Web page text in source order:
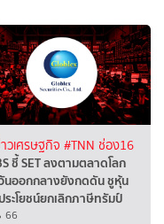
วเศรษฐกิจ #TNN ช่อง16
ชี้ SET ลงตามตลาดโลก
นออกกลางยังกดดัน ชูหุ้น
ระโยชน์ยกเลิกภาษีทรัมป์
66